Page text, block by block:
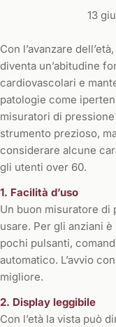
13
Con l’avanzare
diventa un’abitudine
cardiovascolari e
patologie come
misuratori di
strumento prezioso,
considerare alcune
gli utenti over 60.
1. Facilità d’uso
Un buon misuratore di
usare. Per gli anziani
pochi pulsanti,
automatico. L’avvio
migliore.
2. Display leggibile
Con l’età la vista può